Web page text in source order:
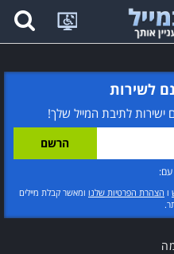
לשירות
ישירות לתיבת המייל שלך!
ו הצהרת הפרטיות שלנו ומאשר קבלת מיילים